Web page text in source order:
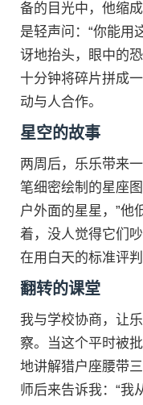
备的目光中，他缩
是轻声问：“你能用
讶地抬头，眼中的
十分钟将碎片拼成
动与人合作。
星空的故事
两周后，乐乐带来
笔细密绘制的星座
户外面的星星，”他
着，没人觉得它们
在用白天的标准评
翻转的课堂
我与学校协商，让
察。当这个平时被
地讲解猎户座腰带
师后来告诉我：“我